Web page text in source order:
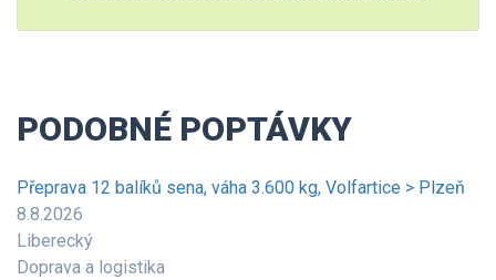
PODOBNÉ POPTÁVKY
Přeprava 12 balíků sena, váha 3.600 kg, Volfartice > Plzeň
8.8.2026
Liberecký
Doprava a logistika